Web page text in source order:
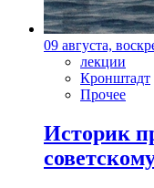
09 августа,
лекции
Кронштадт
Прочее
Историк